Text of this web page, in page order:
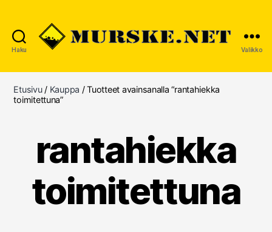
Haku Valikko
Etusivu/ Kauppa / Tuotteet avainsanalla “rantahiekka
toimitettuna”
rantahiekka
toimitettuna